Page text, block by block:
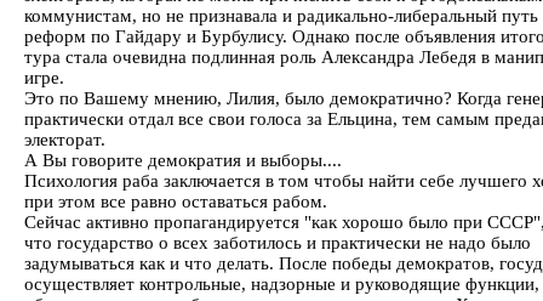
коммунистам, но не признавала и радикально-либеральный
реформ по Гайдару и Бурбулису. Однако после объявления
тура стала очевидна подлинная роль Александра Лебедя в
игре.
Это по Вашему мнению, Лилия, было демократично? Когда
практически отдал все свои голоса за Ельцина, тем самым
электорат.
А Вы говорите демократия и выборы....
Психология раба заключается в том чтобы найти себе лучшего
при этом все равно оставаться рабом.
Сейчас активно пропагандируется "как хорошо было при
что государство о всех заботилось и практически не надо было
задумываться как и что делать. После победы демократов,
осуществляет контрольные, надзорные и руководящие функции,